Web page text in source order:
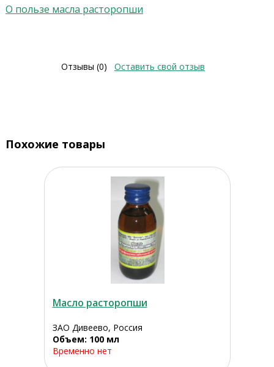
О пользе масла расторопши
Отзывы (0) Оставить свой отзыв
Похожие товары
Масло расторопши
ЗАО Дивеево, Россия
Объем: 100 мл
Временно нет